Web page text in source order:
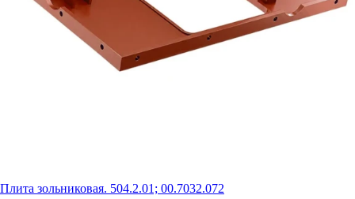
Плита зольниковая. 504.2.01; 00.7032.072